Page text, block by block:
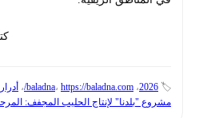
🏷️
2026، baladna، https://baladna.com/ ، أدرار
مشروع "بلدنا" لإنتاج الحليب المجفف: المرحلة